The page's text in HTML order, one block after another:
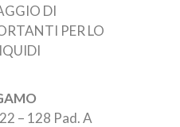
DI
PER LO
– 128 Pad. A